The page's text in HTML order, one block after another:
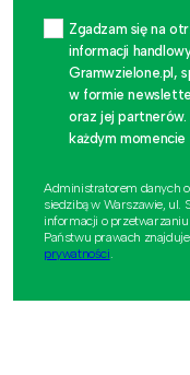
Zgadzam się na
informacji
Gramwzielone.pl,
w formie
oraz jej
każdym
Administratorem danych
siedzibą w Warszawie,
informacji o
Państwu prawach
prywatności.